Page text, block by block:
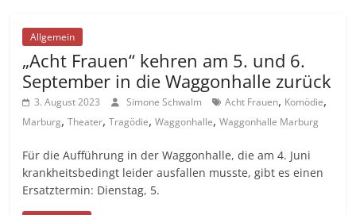
Allgemein
„Acht Frauen“ kehren am 5. und 6.
September in die Waggonhalle zurück
3. August 2023 Simone Schwalm Acht Frauen, Komödie,
Marburg,Theater,Tragödie,Waggonhalle,Waggonhalle Marburg
Für die Aufführung in der Waggonhalle, die am 4. Juni
krankheitsbedingt leider ausfallen musste, gibt es einen
Ersatztermin: Dienstag, 5.